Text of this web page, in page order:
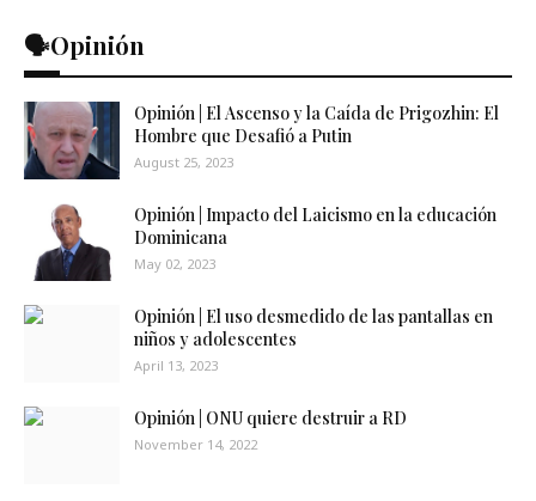
🗣️Opinión
Opinión | El Ascenso y la Caída de Prigozhin: El
Hombre que Desafió a Putin
August 25, 2023
Opinión | Impacto del Laicismo en la educación
Dominicana
May 02, 2023
Opinión | El uso desmedido de las pantallas en
niños y adolescentes
April 13, 2023
Opinión | ONU quiere destruir a RD
November 14, 2022